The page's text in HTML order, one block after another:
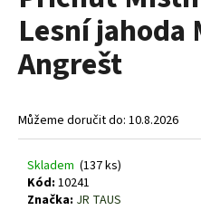
0,0
z
5
hvězdiček.
Lesní jahoda
Angrešt
Můžeme doručit do: 10.8.2026
Skladem (137 ks)
Kód: 10241
Značka: JR TAUS
a
j
í
?
HLEDAT